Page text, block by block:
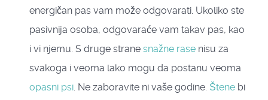
energičan pas vam može odgovarati. Ukoliko ste
pasivnija osoba, odgovaraće vam takav pas, kao
i vi njemu. S druge strane snažne rase nisu za
svakoga i veoma lako mogu da postanu veoma
opasni psi. Ne zaboravite ni vaše godine. Štene bi